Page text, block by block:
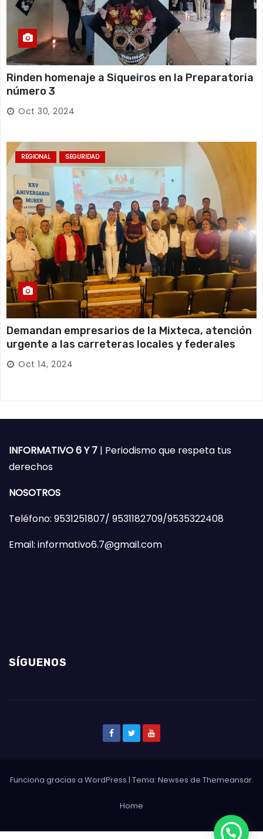
Rinden homenaje a Siqueiros en la Preparatoria
número 3
Oct 30, 2024
REGIONAL SEGURIDAD
Demandan empresarios de la Mixteca, atención
urgente a las carreteras locales y federales
Oct 14, 2024
INFORMATIVO 6 Y 7 | Periodismo que respeta tus
derechos
NOSOTROS
Teléfono: 9531251807/ 9531182709/9535322408
Email: informativo6.7@gmail.com
SÍGUENOS
Funciona gracias a WordPress | Tema: Newses de Themeansar.
Home